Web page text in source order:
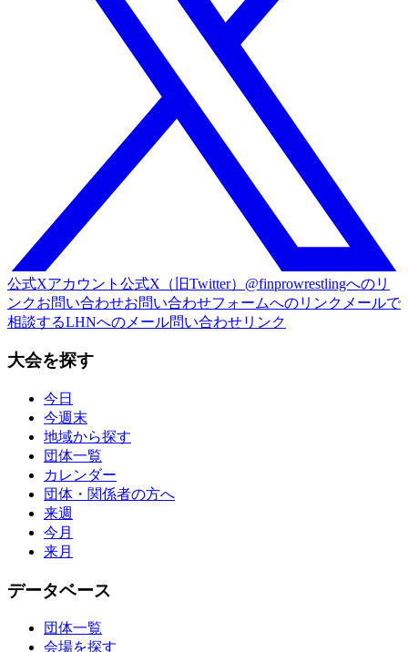
公式Xアカウント 公式X（旧Twitter）@finprowrestlingへのリ
ンクお問い合わせお問い合わせフォームへのリンク メールで
相談するLHNへのメール問い合わせリンク
大会を探す
今日
今週末
地域から探す
団体一覧
カレンダー
団体・関係者の方へ
来週
今月
来月
データベース
団体一覧
会場を探す